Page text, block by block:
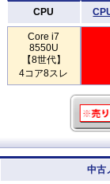
CPU
Core i7
8550U
【8世代】
4コア8スレ
中古